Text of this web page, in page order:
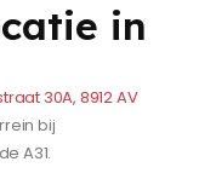
in
30A, 8912 AV
bij
A31.